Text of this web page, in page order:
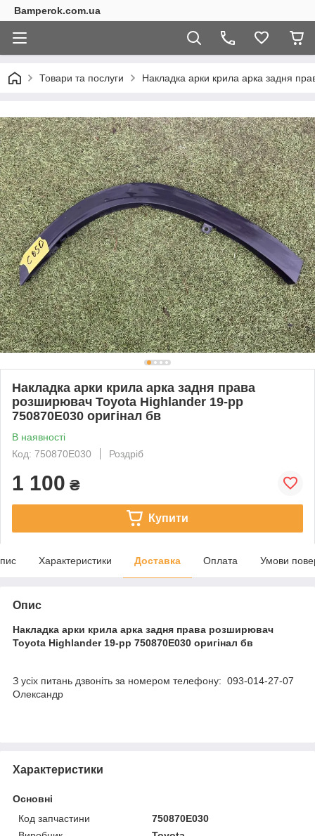
Bamperok.com.ua
Товари та послуги Накладка арки крила арка задня
Накладка арки крила арка задня права
розширювач Toyota Highlander 19-рр
750870E030 оригінал бв
В наявності
Код: 750870E030
Роздріб
1 100 ₴
Купити
Характеристики Доставка Оплата Умови
Опис
Накладка арки крила арка задня права розширювач
Toyota Highlander 19-рр 750870E030 оригінал бв
З усіх питань дзвоніть за номером телефону: 093-014-27-07
Олександр
Характеристики
Основні
Код запчастини
750870E030